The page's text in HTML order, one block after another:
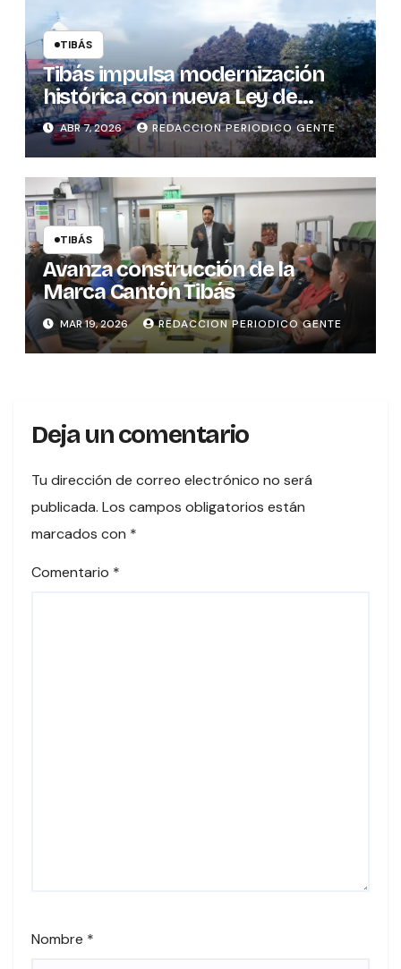
TIBÁS
Tibás impulsa modernización
histórica con nueva Ley de
Patentes
ABR 7, 2026 REDACCION PERIODICO GENTE
TIBÁS
Avanza construcción de la
Marca Cantón Tibás
MAR 19, 2026 REDACCION PERIODICO GENTE
Deja un comentario
Tu dirección de correo electrónico no será
publicada. Los campos obligatorios están
marcados con *
Comentario *
Nombre *